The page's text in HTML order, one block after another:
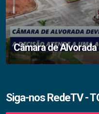
Câmara de
Siga-nos RedeTV -